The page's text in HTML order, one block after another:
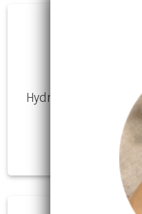
Hydratatie &
HYDRA 4